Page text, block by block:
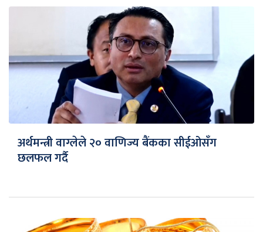
अर्थमन्त्री वाग्लेले २० वाणिज्य बैंकका सीईओसँग
छलफल गर्दै